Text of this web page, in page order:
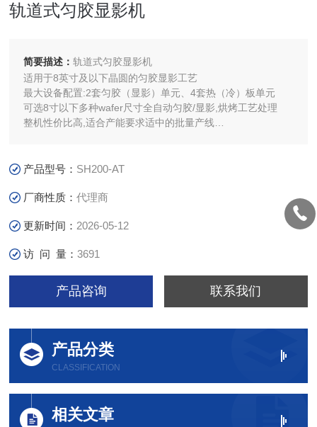
轨道式匀胶显影机
简要描述：轨道式匀胶显影机
适用于8英寸及以下晶圆的匀胶显影工艺
最大设备配置:2套匀胶（显影）单元、4套热（冷）板单元
可选8寸以下多种wafer尺寸全自动匀胶/显影,烘烤工艺处理
整机性价比高,适合产能要求适中的批量产线
产品型号： SH200-AT
厂商性质：代理商
更新时间： 2026-05-12
访 问 量：3691
产品咨询 联系我们
产品分类
CLASSIFICATION
相关文章